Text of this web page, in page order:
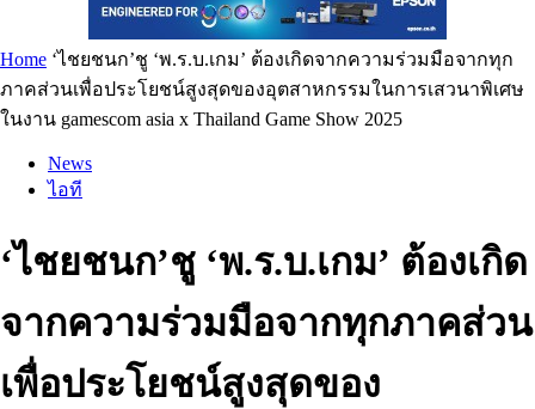
Home ‘ไชยชนก’ชู ‘พ.ร.บ.เกม’ ต้องเกิดจากความร่วมมือจากทุก
ภาคส่วนเพื่อประโยชน์สูงสุดของอุตสาหกรรมในการเสวนาพิเศษ
ในงาน gamescom asia x Thailand Game Show 2025
News
ไอที
‘ไชยชนก’ชู ‘พ.ร.บ.เกม’ ต้องเกิด
จากความร่วมมือจากทุกภาคส่วน
เพื่อประโยชน์สูงสุดของ